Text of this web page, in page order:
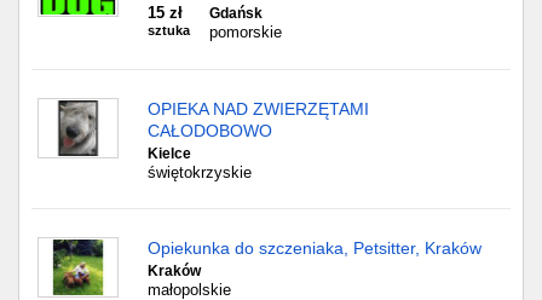
15 zł
sztuka
Gdańsk
pomorskie
OPIEKA NAD ZWIERZĘTAMI
CAŁODOBOWO
Kielce
świętokrzyskie
Opiekunka do szczeniaka, Petsitter, Kraków
Kraków
małopolskie